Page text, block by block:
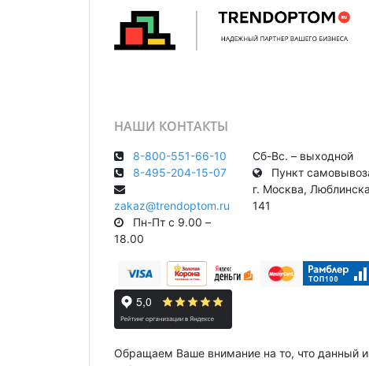
НАШИ КОНТАКТЫ
8-800-551-66-10
8-495-204-15-07
zakaz@trendoptom.ru
Пн-Пт с 9.00 –
18.00
Сб-Вс. – выходной
Пункт
г. Москва,
141
Обращаем Ваше внимание на то, что данный